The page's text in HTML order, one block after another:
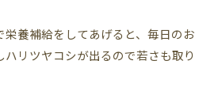
養補給をしてあげると、毎日のお
リツヤコシが出るので若さも取り